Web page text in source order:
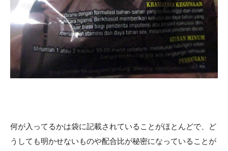
何が入ってるかは袋に記載されていることがほとんどで、ど
うしても明かせないものや配合比が秘密になっていることが